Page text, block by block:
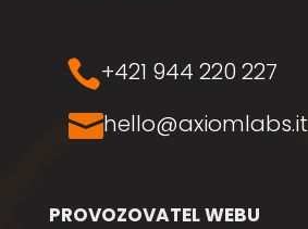
+421 944 220 227
hello@axiomlabs.it
PROVOZOVATEL WEBU